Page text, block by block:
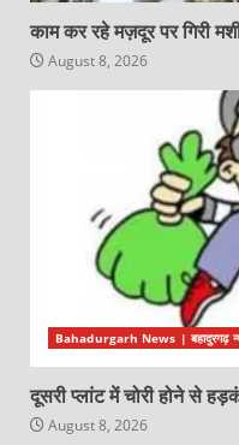
काम कर रहे मज़दूर पर गिरी
August 8, 2026
Bahadurgarh News | बहादुरगढ़
दूसरी प्लांट में चोरी होने से
August 8, 2026